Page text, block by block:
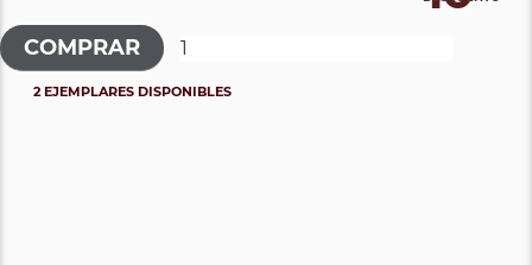
2 EJEMPLARES DISPONIBLES